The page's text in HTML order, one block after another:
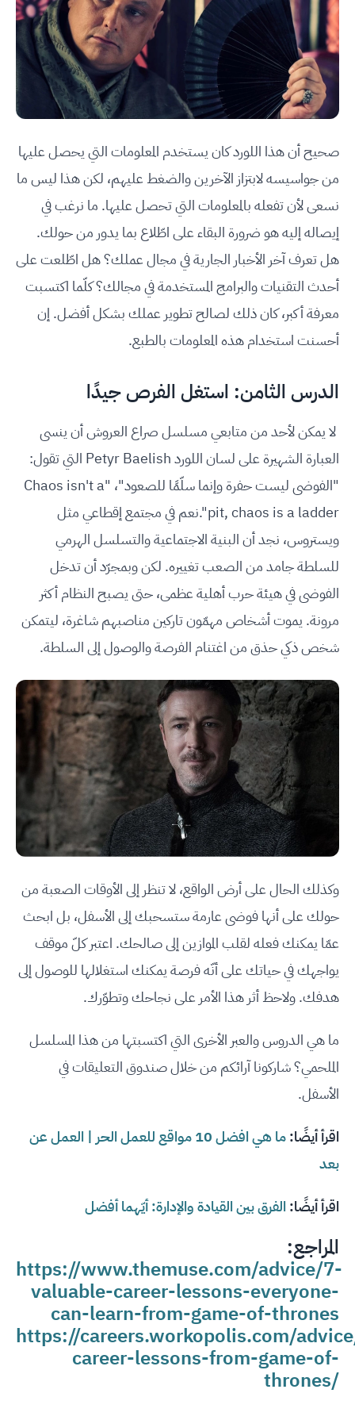
صحيح أن هذا اللورد كان يستخدم المعلومات التي يحصل عليها
من جواسيسه لابتزاز الآخرين والضغط عليهم، لكن هذا ليس ما
نسعى لأن تفعله بالمعلومات التي تحصل عليها. ما نرغب في
إيصاله إليه هو ضرورة البقاء على اطّلاع بما يدور من حولك.
هل تعرف آخر الأخبار الجارية في مجال عملك؟ هل اطّلعت على
أحدث التقنيات والبرامج المستخدمة في مجالك؟ كلّما اكتسبت
معرفة أكبر، كان ذلك لصالح تطوير عملك بشكل أفضل. إن
أحسنت استخدام هذه المعلومات بالطبع.
الدرس الثامن: استغل الفرص جيدًا
لا يمكن لأحد من متابعي مسلسل صراع العروش أن ينسى
العبارة الشهيرة على لسان اللورد Petyr Baelish التي تقول:
"الفوضى ليست حفرة وإنما سلّمًا للصعود"، "Chaos isn't a
pit, chaos is a ladder".نعم في مجتمع إقطاعي مثل
ويستروس، نجد أن البنية الاجتماعية والتسلسل الهرمي
للسلطة جامد من الصعب تغييره. لكن وبمجرّد أن تدخل
الفوضى في هيئة حرب أهلية عظمى، حتى يصبح النظام أكثر
مرونة. يموت أشخاص مهمّون تاركين مناصبهم شاغرة، ليتمكن
شخص ذكي حذق من اغتنام الفرصة والوصول إلى السلطة.
وكذلك الحال على أرض الواقع، لا تنظر إلى الأوقات الصعبة من
حولك على أنها فوضى عارمة ستسحبك إلى الأسفل، بل ابحث
عمّا يمكنك فعله لقلب الموازين إلى صالحك. اعتبر كلّ موقف
يواجهك في حياتك على أنّه فرصة يمكنك استغلالها للوصول إلى
هدفك. ولاحظ أثر هذا الأمر على نجاحك وتطوّرك.
ما هي الدروس والعبر الأخرى التي اكتسبتها من هذا المسلسل
الملحمي؟ شاركونا آرائكم من خلال صندوق التعليقات في
الأسفل.
اقرأ أيضًا:
ما هي افضل 10 مواقع للعمل الحر | العمل عن
بعد
اقرأ أيضًا: الفرق بين القيادة والإدارة: أيّهما أفضل
المراجع:
https://www.themuse.com/advice/7-
valuable-career-lessons-everyone-
can-learn-from-game-of-thrones
https://careers.workopolis.com/
career-lessons-from-game-of-
thrones/